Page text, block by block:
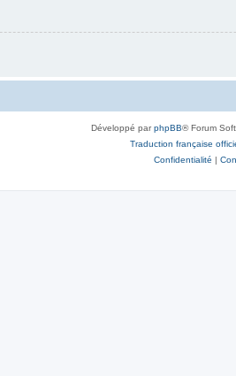
Développé parphpBB® Forum
Traduction française
Confidentialité |